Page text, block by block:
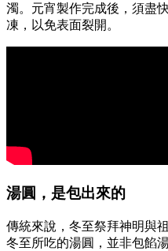
濁。元宵製作完成後，須盡
凍，以免表面裂開。
湯圓，是包出來的
傳統來說，冬至祭拜神明與
冬至所吃的湯圓，並非包餡